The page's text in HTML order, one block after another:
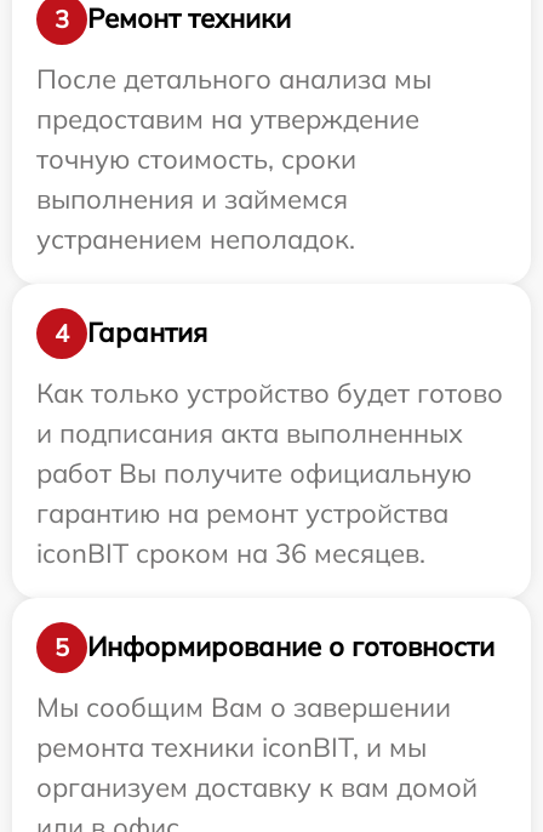
3
Ремонт техники
После детального анализа мы
предоставим на утверждение
точную стоимость, сроки
выполнения и займемся
устранением неполадок.
4
Гарантия
Как только устройство будет готово
и подписания акта выполненных
работ Вы получите официальную
гарантию на ремонт устройства
iconBIT сроком на 36 месяцев.
5
Информирование о готовности
Мы сообщим Вам о завершении
ремонта техники iconBIT, и мы
организуем доставку к вам домой